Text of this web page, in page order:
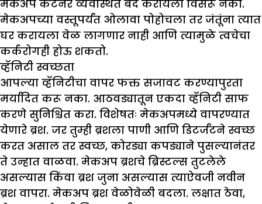
मेकअप कंटेनर व्यवस्थित बंद करायला विसरू नका.
मेकअपच्या वस्तूपर्यंत ओलावा पोहोचला तर जंतूंना त्यात
घर करायला वेळ लागणार नाही आणि त्यामुळे त्वचेचा
कर्करोगही होऊ शकतो.
व्हॅनिटी स्वच्छता
आपल्या व्हॅनिटीचा वापर फक्त सजावट करण्यापुरता
मर्यादित करू नका. आठवड्यातून एकदा व्हॅनिटी साफ
करणे सुनिश्चित करा. विशेषतः मेकअपमध्ये वापरण्यात
येणारे ब्रश. जर तुम्ही ब्रशला पाणी आणि डिटर्जंटने स्वच्छ
करत असाल तर स्वच्छ, कोरड्या कपड्याने पुसल्यानंतर
ते उन्हात वाळवा. मेकअप ब्रशचे ब्रिस्टल्स तुटलेले
असल्यास किंवा ब्रश जुना असल्यास त्याऐवजी नवीन
ब्रश वापरा. मेकअप ब्रश वेळोवेळी बदला. लक्षात ठेवा,